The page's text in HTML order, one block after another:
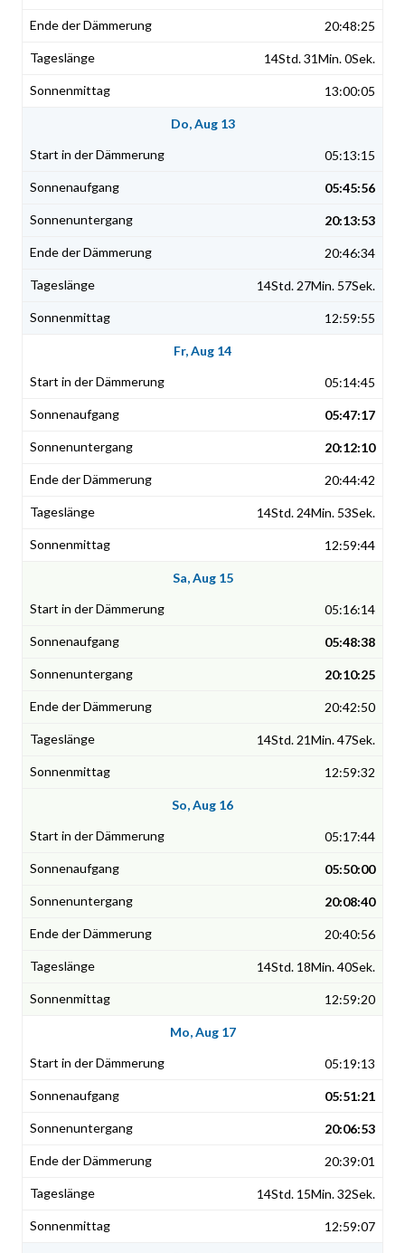
20:48:25
14Std. 31Min. 0Sek.
13:00:05
Do, Aug 13
05:13:15
05:45:56
20:13:53
20:46:34
14Std. 27Min. 57Sek.
12:59:55
Fr, Aug 14
05:14:45
05:47:17
20:12:10
20:44:42
14Std. 24Min. 53Sek.
12:59:44
Sa, Aug 15
05:16:14
05:48:38
20:10:25
20:42:50
14Std. 21Min. 47Sek.
12:59:32
So, Aug 16
05:17:44
05:50:00
20:08:40
20:40:56
14Std. 18Min. 40Sek.
12:59:20
Mo, Aug 17
05:19:13
05:51:21
20:06:53
20:39:01
14Std. 15Min. 32Sek.
12:59:07